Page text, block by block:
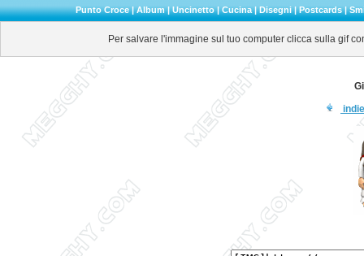
Punto Croce|Album|Uncinetto|Cucina|Disegni|Postcards|
Per salvare l'immagine sul tuo computer clicca sulla gif